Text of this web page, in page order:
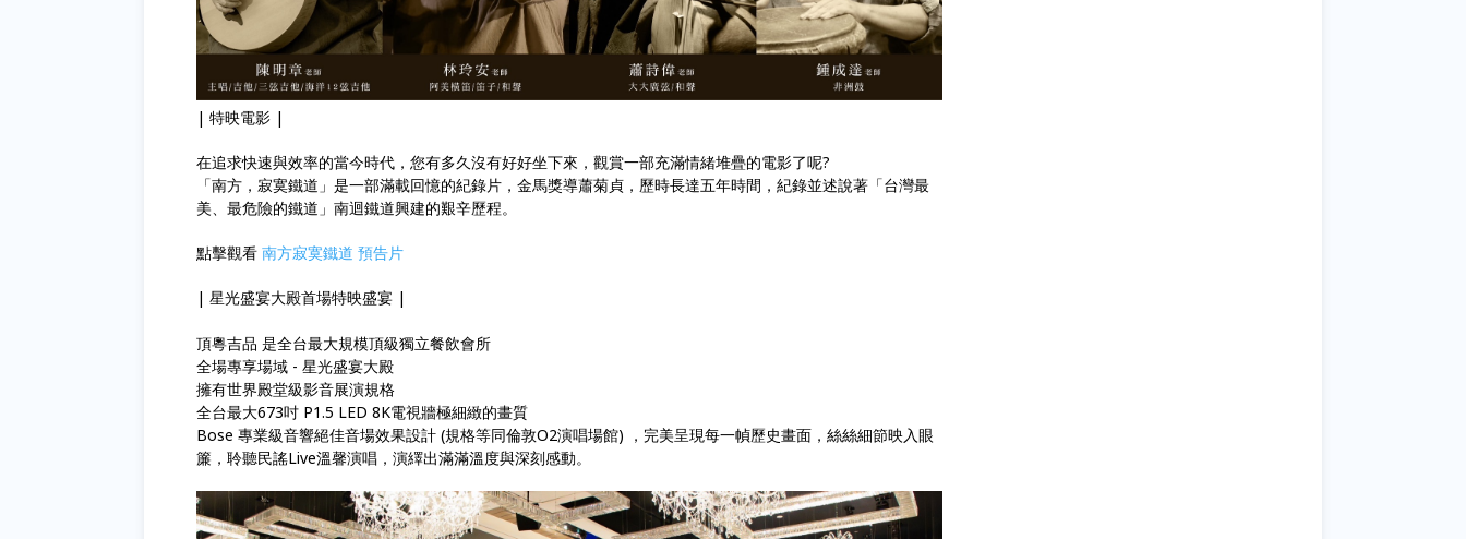
| 特映電影 |
在追求快速與效率的當今時代，您有多久沒有好好坐下來，觀賞一部充滿情緒堆疊的電影了呢?
「南方，寂寞鐵道」是一部滿載回憶的紀錄片，金馬獎導蕭菊貞，歷時長達五年時間，紀錄並述說著「台灣最
美、最危險的鐵道」南迴鐵道興建的艱辛歷程。
點擊觀看 南方寂寞鐵道 預告片
| 星光盛宴大殿首場特映盛宴 |
頂粵吉品 是全台最大規模頂級獨立餐飲會所
全場專享場域 - 星光盛宴大殿
擁有世界殿堂級影音展演規格
全台最大673吋 P1.5 LED 8K電視牆極細緻的畫質
Bose 專業級音響絕佳音場效果設計 (規格等同倫敦O2演唱場館) ，完美呈現每一幀歷史畫面，絲絲細節映入眼
簾，聆聽民謠Live溫馨演唱，演繹出滿滿溫度與深刻感動。